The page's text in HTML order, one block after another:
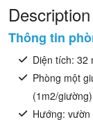
Description
Thông tin
Diện tích: 32
Phòng một
(1m2/giường)
Hướng: vườn